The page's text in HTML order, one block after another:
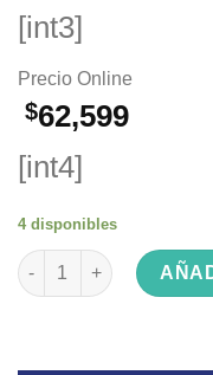
[int3]
Precio Online
$62,599
[int4]
4 disponibles
VENTILADOR